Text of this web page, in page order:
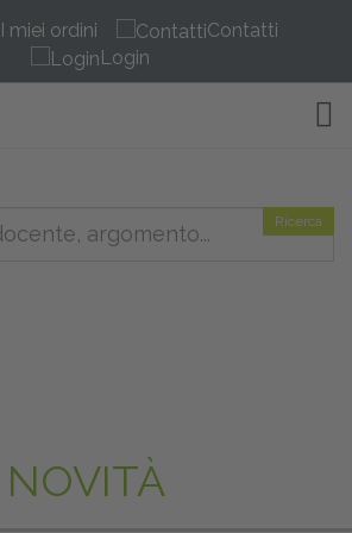
I miei ordini
Contatti
Login
Ricerca
NOVITÀ